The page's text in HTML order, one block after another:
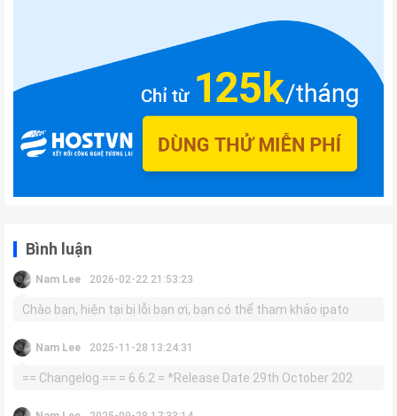
Bình luận
Nam Lee 2026-02-22 21:53:23
Chào bạn, hiện tại bị lỗi bạn ơi, bạn có thể tham khảo ipato
Nam Lee 2025-11-28 13:24:31
== Changelog == = 6.6.2 = *Release Date 29th October 202